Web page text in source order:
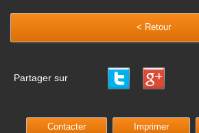
< Retour
Partager sur
Contacter Imprimer